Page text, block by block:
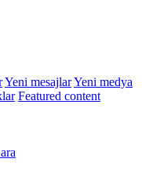
Yeni mesajlarYeni medya
Featured content